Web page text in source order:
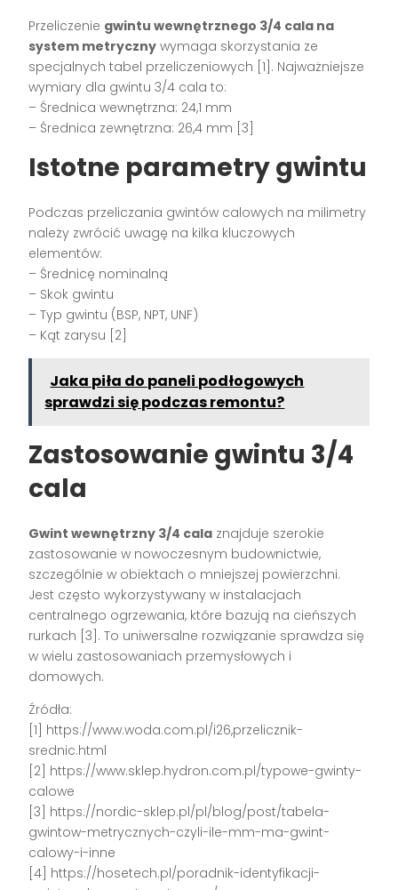
Przeliczenie gwintu wewnętrznego 3/4 cala na
system metryczny wymaga skorzystania ze
specjalnych tabel przeliczeniowych [1]. Najważniejsze
wymiary dla gwintu 3/4 cala to:
– Średnica wewnętrzna: 24,1 mm
– Średnica zewnętrzna: 26,4 mm [3]
Istotne parametry gwintu
Podczas przeliczania gwintów calowych na milimetry
należy zwrócić uwagę na kilka kluczowych
elementów:
– Średnicę nominalną
– Skok gwintu
– Typ gwintu (BSP, NPT, UNF)
– Kąt zarysu [2]
Jaka piła do paneli podłogowych
sprawdzi się podczas remontu?
Zastosowanie gwintu 3/4
cala
Gwint wewnętrzny 3/4 cala znajduje szerokie
zastosowanie w nowoczesnym budownictwie,
szczególnie w obiektach o mniejszej powierzchni.
Jest często wykorzystywany w instalacjach
centralnego ogrzewania, które bazują na cieńszych
rurkach [3]. To uniwersalne rozwiązanie sprawdza się
w wielu zastosowaniach przemysłowych i
domowych.
Źródła:
[1] https://www.woda.com.pl/i26,przelicznik-
srednic.html
[2] https://www.sklep.hydron.com.pl/typowe-gwinty-
calowe
[3] https://nordic-sklep.pl/pl/blog/post/tabela-
gwintow-metrycznych-czyli-ile-mm-ma-gwint-
calowy-i-inne
[4] https://hosetech.pl/poradnik-identyfikacji-